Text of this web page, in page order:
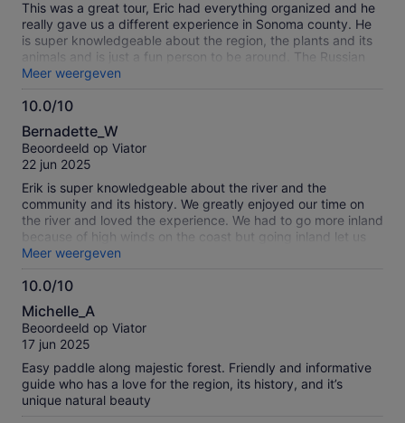
This was a great tour, Eric had everything organized and he
really gave us a different experience in Sonoma county. He
is super knowledgeable about the region, the plants and its
animals and is just a fun person to be around. The Russian
River is so nice, very user friendly even to non experienced
kayakers. Hope to bring the kids there soon to experience it.
Meer weergeven
10.0/10
10.0
van
10
Bernadette_W
Beoordeeld op Viator
22 jun 2025
Erik is super knowledgeable about the river and the
community and its history. We greatly enjoyed our time on
the river and loved the experience. We had to go more inland
because of high winds on the coast but going inland let us
see more wildlife. My daughter, who is 4, even got to get on
the action with her own paddle. Would highly recommend
this tour to anyone- especially families with kids.
Meer weergeven
10.0/10
10.0
van
10
Michelle_A
Beoordeeld op Viator
17 jun 2025
Easy paddle along majestic forest. Friendly and informative
guide who has a love for the region, its history, and it’s
unique natural beauty